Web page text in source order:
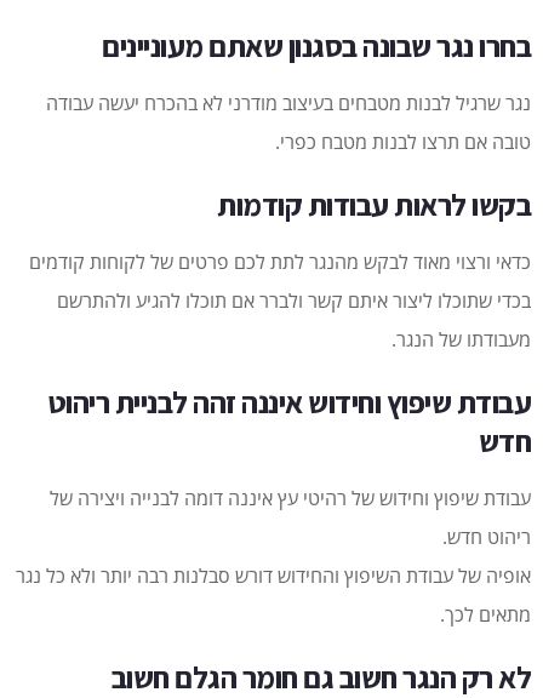
בחרו נגר שבונה בסגנון שאתם מעוניינים
נגר שרגיל לבנות מטבחים בעיצוב מודרני לא בהכרח יעשה עבודה
טובה אם תרצו לבנות מטבח כפרי.
בקשו לראות עבודות קודמות
כדאי ורצוי מאוד לבקש מהנגר לתת לכם פרטים של לקוחות קודמים
בכדי שתוכלו ליצור איתם קשר ולברר אם תוכלו להגיע ולהתרשם
מעבודתו של הנגר.
עבודת שיפוץ וחידוש איננה זהה לבניית ריהוט
חדש
עבודת שיפוץ וחידוש של רהיטי עץ איננה דומה לבנייה ויצירה של
ריהוט חדש.
אופיה של עבודת השיפוץ והחידוש דורש סבלנות רבה יותר ולא כל נגר
מתאים לכך.
לא רק הנגר חשוב גם חומר הגלם חשוב